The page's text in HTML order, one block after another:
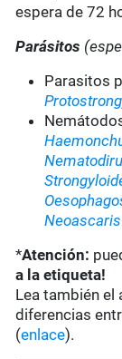
espera de 72
Parásitos
Parasitos
*Atención:
a la etiqueta!
Lea también el
diferencias
(enlace).